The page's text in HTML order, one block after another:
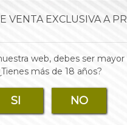
VENTA EXCLUSIVA A
web, debes ser mayor
más de 18 años?
SI NO